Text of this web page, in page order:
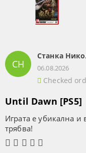
СН
Станка
06.08.2026
Checked
Until Dawn [PS5]
Играта е убикална и
трябва!